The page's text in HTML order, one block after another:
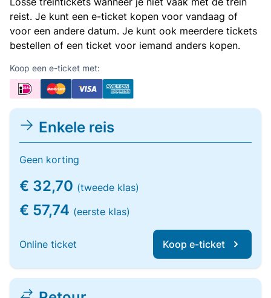
reist. Je kunt een e-ticket kopen voor vandaag of
voor een andere datum. Je kunt ook meerdere tickets
bestellen of een ticket voor iemand anders kopen.
Koop een e-ticket met:
Enkele reis
Geen korting
€ 32,70 (tweede klas)
€ 57,74 (eerste klas)
Online ticket Koop e-ticket